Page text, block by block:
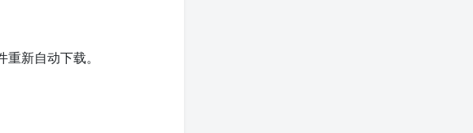
重新自动下载。